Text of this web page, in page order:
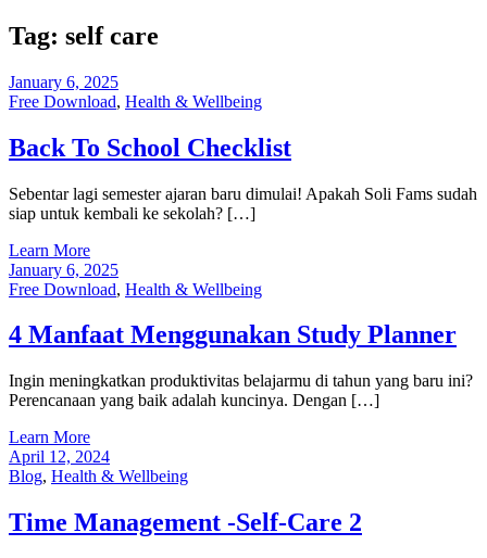
Tag: self care
January 6, 2025
Free Download, Health & Wellbeing
Back To School Checklist
Sebentar lagi semester ajaran baru dimulai! Apakah Soli Fams sudah
siap untuk kembali ke sekolah? […]
Learn More
January 6, 2025
Free Download, Health & Wellbeing
4 Manfaat Menggunakan Study Planner
Ingin meningkatkan produktivitas belajarmu di tahun yang baru ini?
Perencanaan yang baik adalah kuncinya. Dengan […]
Learn More
April 12, 2024
Blog, Health & Wellbeing
Time Management -Self-Care 2